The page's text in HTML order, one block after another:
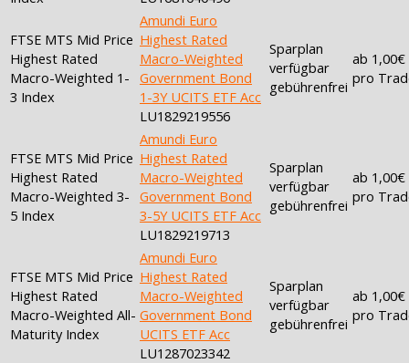
FTSE MTS Mid Price
Highest Rated
Macro-Weighted 1-
3 Index
Amundi Euro
Highest Rated
Macro-Weighted
Government Bond
1-3Y UCITS ETF Acc
LU1829219556
Sparplan
verfügbar
gebührenfrei
ab 1,00€
pro
FTSE MTS Mid Price
Highest Rated
Macro-Weighted 3-
5 Index
Amundi Euro
Highest Rated
Macro-Weighted
Government Bond
3-5Y UCITS ETF Acc
LU1829219713
Sparplan
verfügbar
gebührenfrei
ab 1,00€
pro
FTSE MTS Mid Price
Highest Rated
Macro-Weighted All-
Maturity Index
Amundi Euro
Highest Rated
Macro-Weighted
Government Bond
UCITS ETF Acc
LU1287023342
Sparplan
verfügbar
gebührenfrei
ab 1,00€
pro